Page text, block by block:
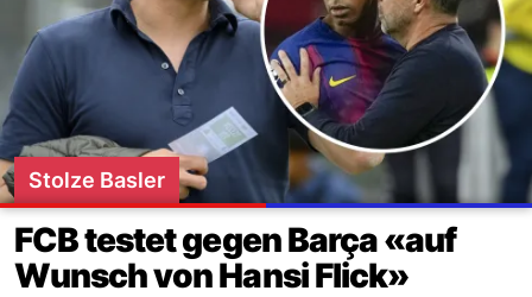
Stolze Basler
FCB testet gegen Barça «auf
Wunsch von Hansi Flick»